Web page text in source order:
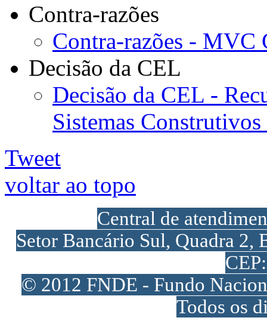
Contra-razões
Contra-razões - MVC
Decisão da CEL
Decisão da CEL -
Sistemas
Tweet
voltar ao topo
Central de
Setor Bancário Sul, Quadra
© 2012 FNDE - Fundo
Todos os